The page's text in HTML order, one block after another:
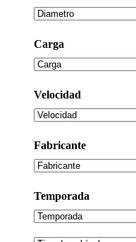
Carga
Velocidad
Fabricante
Temporada